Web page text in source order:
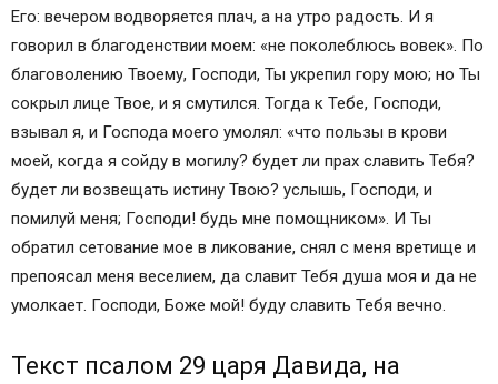
Его: вечером водворяется плач, а на утро радость. И я
говорил в благоденствии моем: «не поколеблюсь вовек». По
благоволению Твоему, Господи, Ты укрепил гору мою; но Ты
сокрыл лице Твое, и я смутился. Тогда к Тебе, Господи,
взывал я, и Господа моего умолял: «что пользы в крови
моей, когда я сойду в могилу? будет ли прах славить Тебя?
будет ли возвещать истину Твою? услышь, Господи, и
помилуй меня; Господи! будь мне помощником». И Ты
обратил сетование мое в ликование, снял с меня вретище и
препоясал меня веселием, да славит Тебя душа моя и да не
умолкает. Господи, Боже мой! буду славить Тебя вечно.
Текст псалом 29 царя Давида, на